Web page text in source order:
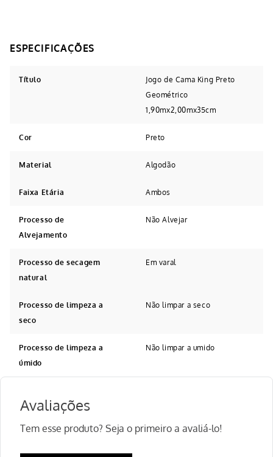
Título
Jogo de Cama King Preto
Geométrico
1,90mx2,00mx35cm
Cor Preto
Material Algodão
Faixa Etária Ambos
Processo de
Alvejamento
Não Alvejar
Processo de secagem
natural
Em varal
Processo de limpeza a
seco
Não limpar a seco
Processo de limpeza a
úmido
Não limpar a umido
Avaliações
Tem esse produto? Seja o primeiro a avaliá-lo!